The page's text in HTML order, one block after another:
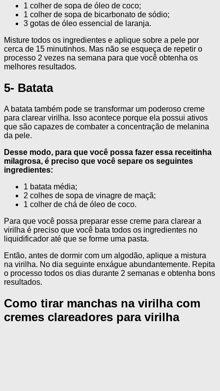
1 colher de sopa de óleo de coco;
1 colher de sopa de bicarbonato de sódio;
3 gotas de óleo essencial de laranja.
Misture todos os ingredientes e aplique sobre a pele por
cerca de 15 minutinhos. Mas não se esqueça de repetir o
processo 2 vezes na semana para que você obtenha os
melhores resultados.
5- Batata
A batata também pode se transformar um poderoso creme
para clarear virilha. Isso acontece porque ela possui ativos
que são capazes de combater a concentração de melanina
da pele.
Desse modo, para que você possa fazer essa receitinha
milagrosa, é preciso que você separe os seguintes
ingredientes:
1 batata média;
2 colhes de sopa de vinagre de maçã;
1 colher de chá de óleo de coco.
Para que você possa preparar esse creme para clarear a
virilha é preciso que você bata todos os ingredientes no
liquidificador até que se forme uma pasta.
Então, antes de dormir com um algodão, aplique a mistura
na virilha. No dia seguinte enxágue abundantemente. Repita
o processo todos os dias durante 2 semanas e obtenha bons
resultados.
Como tirar manchas na virilha com
cremes clareadores para virilha